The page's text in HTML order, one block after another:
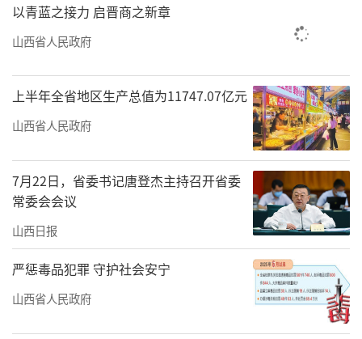
城市快速路车流不息，交通噪声曾是困扰
沿线居民的突出民生问题。近年来，随着省城
城市框架不断拓展，中环等快速路沿线居民
区、学校、医院密集，昼夜不息的车流噪声，
影响群众生活作息。采访中记者看到，目前东
中环、南中环声屏障已完成部分安装，施工正
在紧张进行中。据悉，此次太原市声屏障安装
涉及东中环、南中环、西中环、北中环，总长
度将超过14公里，整体设计高度为3.5米。
山西省聚焦交通噪声治理痛点，以科技赋
能、工程兜底，为城市筑起一道道“隔音屏
障”，让宁静回归千家万户。采访中，中环线
以青蓝之接力 启晋商之新章
山西省人民政府
上半年全省地区生产总值为11747.07亿元
山西省人民政府
7月22日，省委书记唐登杰主持召开省委
常委会会议
山西日报
严惩毒品犯罪 守护社会安宁
山西省人民政府